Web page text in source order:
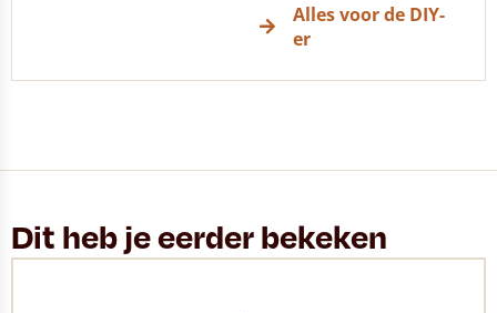
Alles voor de DIY-
er
Dit heb je eerder bekeken